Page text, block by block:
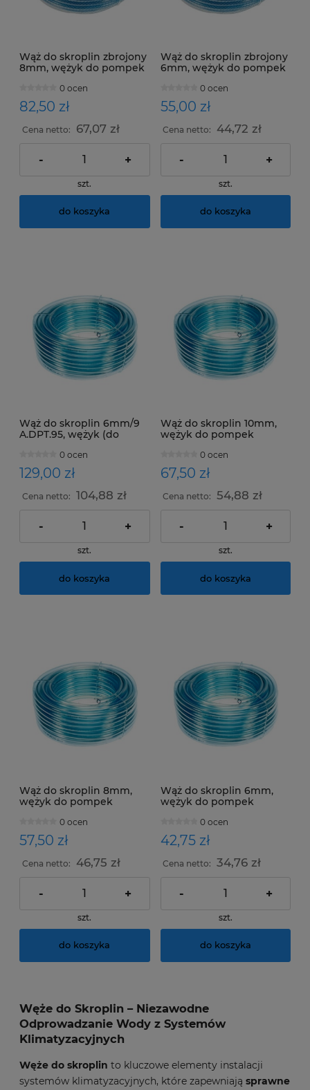
Wąż do skroplin zbrojony
8mm, wężyk do pompek
0 ocen
82,50 zł
Cena netto: 67,07 zł
- +
szt.
do koszyka
Wąż do skroplin zbrojony
6mm, wężyk do pompek
0 ocen
55,00 zł
Cena netto: 44,72 zł
- +
szt.
do koszyka
Wąż do skroplin 6mm/9
A.DPT.95, wężyk (do
CASTEL ENGINEERING
0 ocen
129,00 zł
Cena netto: 104,88 zł
- +
szt.
do koszyka
Wąż do skroplin 10mm,
wężyk do pompek
0 ocen
67,50 zł
Cena netto: 54,88 zł
- +
szt.
do koszyka
Wąż do skroplin 8mm,
wężyk do pompek
0 ocen
57,50 zł
Cena netto: 46,75 zł
- +
szt.
do koszyka
Wąż do skroplin 6mm,
wężyk do pompek
0 ocen
42,75 zł
Cena netto: 34,76 zł
- +
szt.
do koszyka
Węże do Skroplin – Niezawodne
Odprowadzanie Wody z Systemów
Klimatyzacyjnych
Węże do skroplin to kluczowe elementy instalacji
systemów klimatyzacyjnych, które zapewniają sprawne